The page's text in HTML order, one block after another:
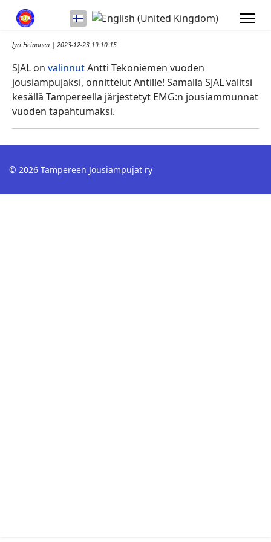
Valitse kieli
Jyri Heinonen | 2023-12-23 19:10:15
SJAL on valinnutAntti Tekoniemen vuoden
jousiampujaksi, onnittelut Antille! Samalla SJAL valitsi
kesällä Tampereella järjestetyt EMG:n jousiammunnat
vuoden tapahtumaksi.
© 2026 Tampereen Jousiampujat ry